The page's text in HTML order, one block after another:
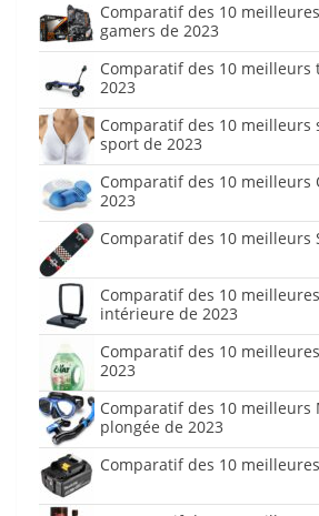
Comparatif des 10
gamers de 2023
Comparatif des 10
2023
Comparatif des 10 meilleurs
sport de 2023
Comparatif des 10 meilleurs
2023
Comparatif des 10 meilleurs
Comparatif des 10
intérieure de 2023
Comparatif des 10
2023
Comparatif des 10 meilleurs
plongée de 2023
Comparatif des 10